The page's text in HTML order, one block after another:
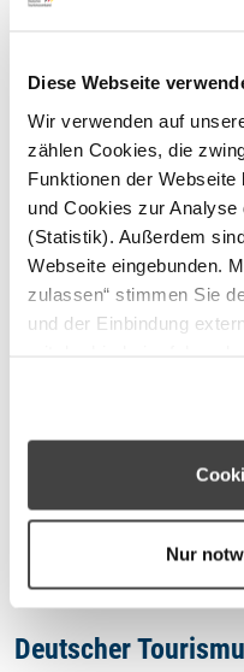
Diese Webseite
Wir verwenden auf
zählen Cookies, die
Funktionen der
und Cookies zur
(Statistik). Außerdem
Webseite eingebunden.
zulassen“ stimmen Sie
und der Einbindung
können Sie über die
Cookies“ ohne die
In diesem Fall werden
den Cookie-
Nur
STERNEFERIEN REGION
Oops, an error
Deutscher
Datenschutzhinweis